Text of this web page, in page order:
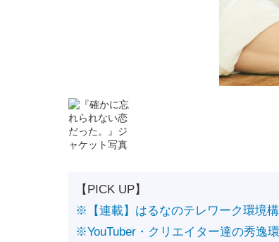
【PICK UP】
※【連載】はるなのテレワーク環境
※YouTuber・クリエイター達の秀逸